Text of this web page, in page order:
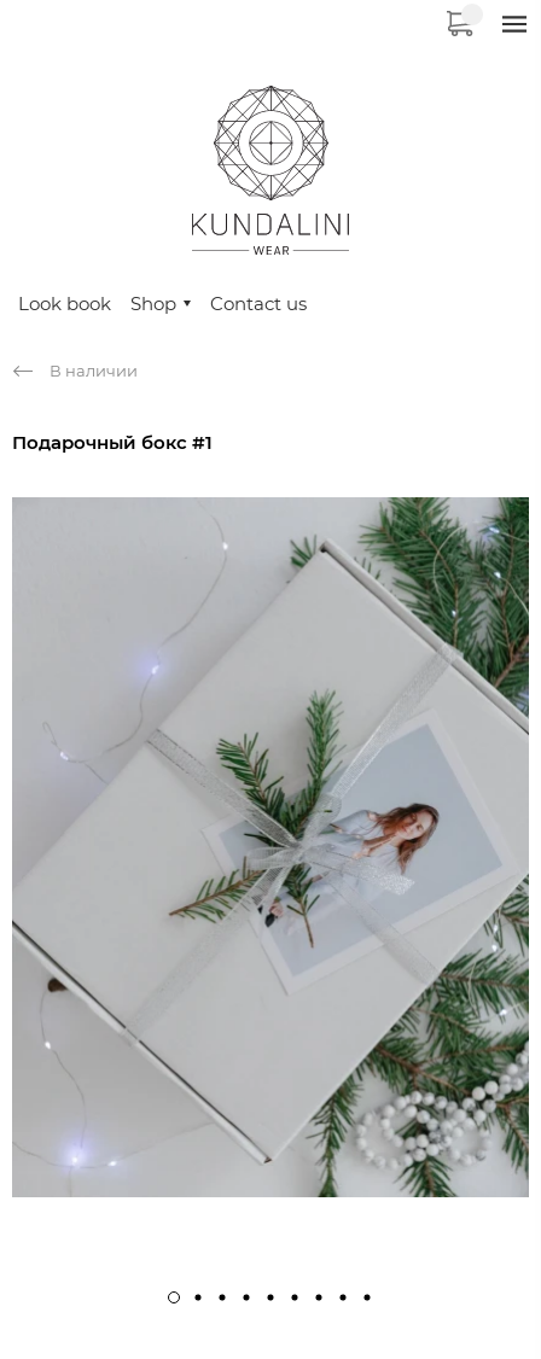
Look book Shop Contact us
В наличии
Подарочный бокс #1